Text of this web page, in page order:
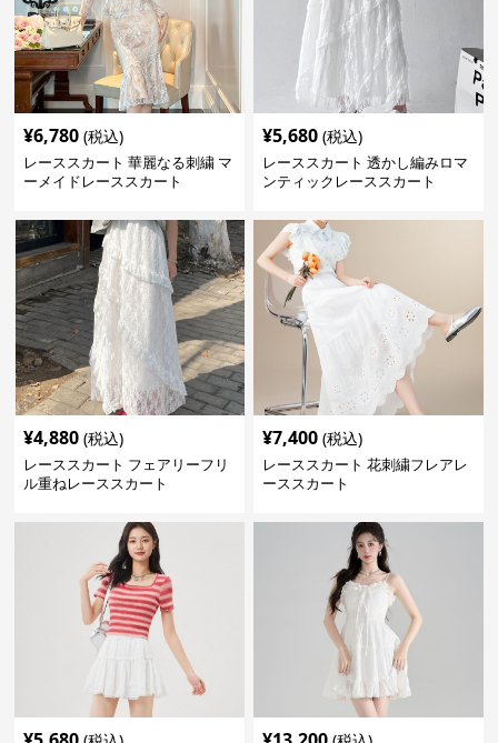
¥6,780 (税込)
レーススカート 華麗なる刺繍 マ
ーメイドレーススカート
¥5,680 (税込)
レーススカート 透かし編みロマ
ンティックレーススカート
¥4,880 (税込)
レーススカート フェアリーフリ
ル重ねレーススカート
¥7,400 (税込)
レーススカート 花刺繍フレアレ
ーススカート